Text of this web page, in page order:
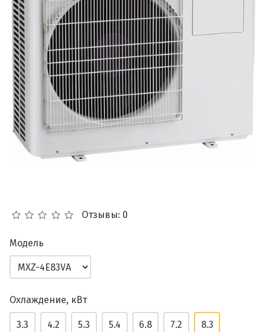
Отзывы: 0
Модель
Охлаждение, кВт
3.3 4.2 5.3 5.4 6.8 7.2 8.3